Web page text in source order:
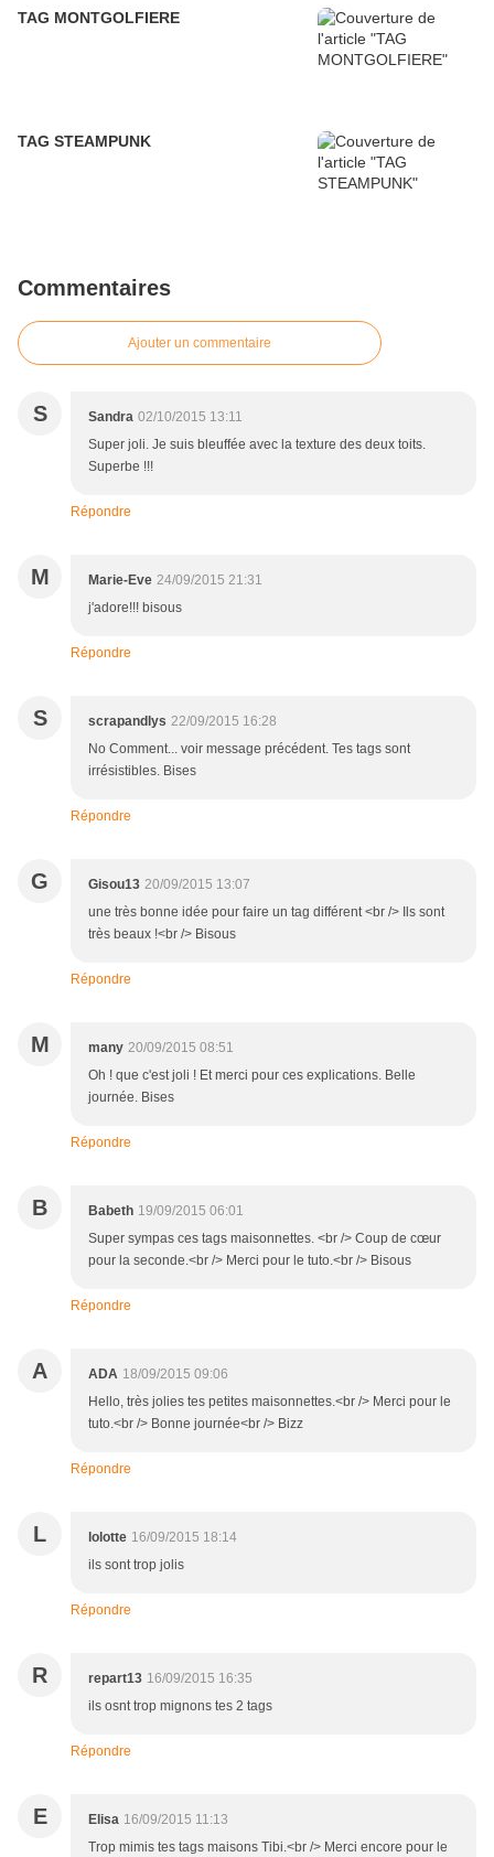
TAG MONTGOLFIERE
TAG STEAMPUNK
Commentaires
Ajouter un commentaire
S Sandra 02/10/2015 13:11
Super joli. Je suis bleuffée avec la texture des deux toits.
Superbe !!!
Répondre
M Marie-Eve 24/09/2015 21:31
j'adore!!! bisous
Répondre
S scrapandlys 22/09/2015 16:28
No Comment... voir message précédent. Tes tags sont
irrésistibles. Bises
Répondre
G Gisou13 20/09/2015 13:07
une très bonne idée pour faire un tag différent <br /> Ils sont
très beaux !<br /> Bisous
Répondre
M many 20/09/2015 08:51
Oh ! que c'est joli ! Et merci pour ces explications. Belle
journée. Bises
Répondre
B Babeth 19/09/2015 06:01
Super sympas ces tags maisonnettes. <br /> Coup de cœur
pour la seconde.<br /> Merci pour le tuto.<br /> Bisous
Répondre
A ADA 18/09/2015 09:06
Hello, très jolies tes petites maisonnettes.<br /> Merci pour le
tuto.<br /> Bonne journée<br /> Bizz
Répondre
L lolotte 16/09/2015 18:14
ils sont trop jolis
Répondre
R repart13 16/09/2015 16:35
ils osnt trop mignons tes 2 tags
Répondre
E Elisa 16/09/2015 11:13
Trop mimis tes tags maisons Tibi.<br /> Merci encore pour le